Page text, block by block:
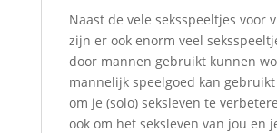
Naast de vele seksspeeltjes voor
zijn er ook enorm veel
door mannen gebruikt kunnen
mannelijk speelgoed kan
om je (solo) seksleven te
ook om het seksleven van jou en